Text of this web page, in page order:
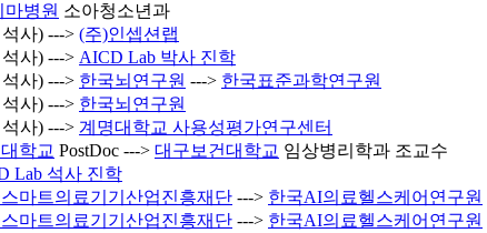
마병원 소아청소년과
사) ---> (주)인셉션랩
사) ---> AICD Lab 박사 진학
사) ---> 한국뇌연구원 ---> 한국표준과학연구원
사) ---> 한국뇌연구원
사) ---> 계명대학교 사용성평가연구센터
학교 PostDoc ---> 대구보건대학교 임상병리학과 조교수
Lab 석사 진학
마트의료기기산업진흥재단 ---> 한국AI의료헬스케어연구원
마트의료기기산업진흥재단 ---> 한국AI의료헬스케어연구원